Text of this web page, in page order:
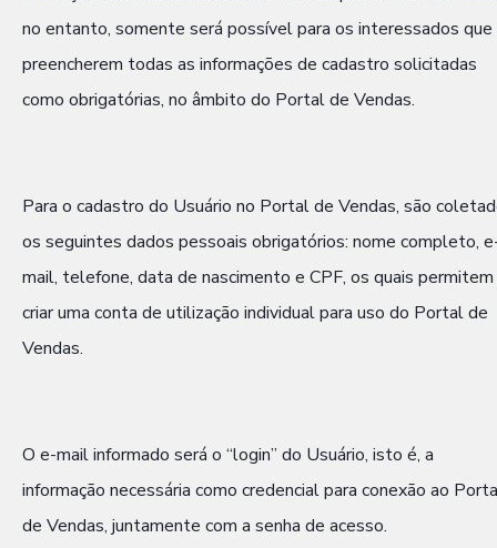
no entanto, somente será possível para os interessados que
preencherem todas as informações de cadastro solicitadas
como obrigatórias, no âmbito do Portal de Vendas.
Para o cadastro do Usuário no Portal de Vendas, são
os seguintes dados pessoais obrigatórios: nome completo,
mail, telefone, data de nascimento e CPF, os quais permitem
criar uma conta de utilização individual para uso do Portal de
Vendas.
O e-mail informado será o “login” do Usuário, isto é, a
informação necessária como credencial para conexão ao
de Vendas, juntamente com a senha de acesso.